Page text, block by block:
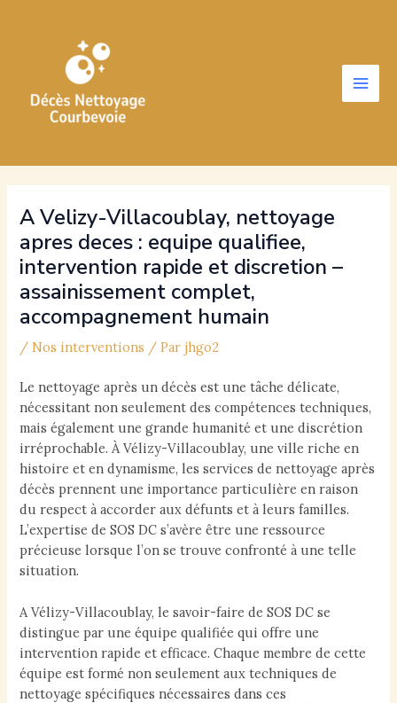
Main
A Velizy-Villacoublay, nettoyage
apres deces : equipe qualifiee,
intervention rapide et discretion –
assainissement complet,
accompagnement humain
/Nos interventions / Parjhgo2
Le nettoyage après un décès est une tâche délicate,
nécessitant non seulement des compétences techniques,
mais également une grande humanité et une discrétion
irréprochable. À Vélizy-Villacoublay, une ville riche en
histoire et en dynamisme, les services de nettoyage après
décès prennent une importance particulière en raison
du respect à accorder aux défunts et à leurs familles.
L’expertise de SOS DC s’avère être une ressource
précieuse lorsque l’on se trouve confronté à une telle
situation.
A Vélizy-Villacoublay, le savoir-faire de SOS DC se
distingue par une équipe qualifiée qui offre une
intervention rapide et efficace. Chaque membre de cette
équipe est formé non seulement aux techniques de
nettoyage spécifiques nécessaires dans ces